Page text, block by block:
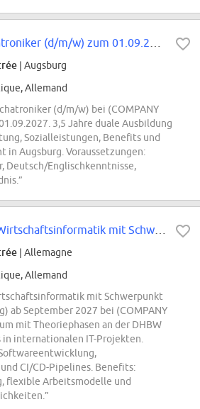
| Augsburg
Allemand
(d/m/w) bei (COMPANY
3,5 Jahre duale Ausbildung
Sozialleistungen, Benefits und
in Augsburg. Voraussetzungen:
Deutsch/Englischkenntnisse,
| Allemagne
Allemand
mit Schwerpunkt
ab September 2027 bei (COMPANY
mit Theoriephasen an der DHBW
in internationalen IT-Projekten.
CI/CD-Pipelines. Benefits:
flexible Arbeitsmodelle und